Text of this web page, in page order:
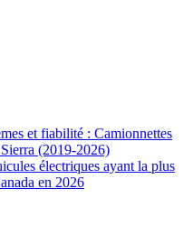
et fiabilité : Camionnettes
(2019-2026)
électriques ayant la plus
en 2026